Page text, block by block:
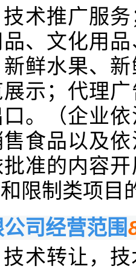
术推广服
、文化用
鲜水果、
示；代理
。（企业
食品以及
准的内容
限制类项目
司经营范围
术转让，